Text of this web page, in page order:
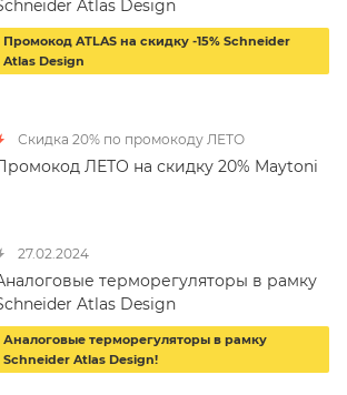
Atlas Design
Промокод ATLAS на скидку -15% Schneider
Atlas Design
Скидка 20% по промокоду ЛЕТО
ЛЕТО на скидку 20% Maytoni
27.02.2024
терморегуляторы в рамку
Atlas Design
Аналоговые терморегуляторы в рамку
Schneider Atlas Design!